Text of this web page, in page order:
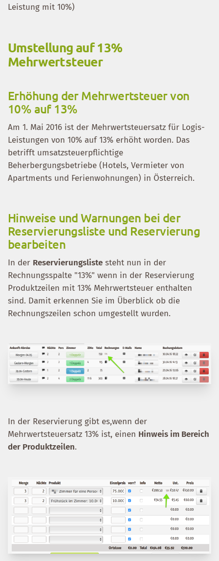
Leistung mit 10%)
Umstellung auf 13%
Mehrwertsteuer
Erhöhung der Mehrwertsteuer von
10% auf 13%
Am 1. Mai 2016 ist der Mehrwertsteuersatz für Logis-
Leistungen von 10% auf 13% erhöht worden. Das
betrifft umsatzsteuerpflichtige
Beherbergungsbetriebe (Hotels, Vermieter von
Apartments und Ferienwohnungen) in Österreich.
Hinweise und Warnungen bei der
Reservierungsliste und Reservierung
bearbeiten
In der Reservierungsliste steht nun in der
Rechnungsspalte "13%" wenn in der Reservierung
Produktzeilen mit 13% Mehrwertsteuer enthalten
sind. Damit erkennen Sie im Überblick ob die
Rechnungszeilen schon umgestellt wurden.
In der Reservierung gibt es,wenn der
Mehrwertsteuersatz 13% ist, einen Hinweis im Bereich
der Produktzeilen.